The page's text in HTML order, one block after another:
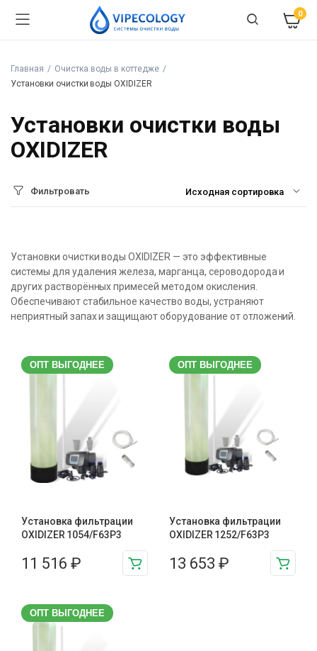
0
Главная
Очистка воды в коттедже
Установки очистки воды OXIDIZER
Установки очистки воды
OXIDIZER
Фильтровать
Установки очистки воды OXIDIZER — это эффективные
системы для удаления железа, марганца, сероводорода и
других растворённых примесей методом окисления.
Обеспечивают стабильное качество воды, устраняют
неприятный запах и защищают оборудование от отложений.
ОПТ ВЫГОДНЕЕ
Установка фильтрации
OXIDIZER 1054/F63P3
11 516 ₽
ОПТ ВЫГОДНЕЕ
Установка фильтрации
OXIDIZER 1252/F63P3
13 653 ₽
ОПТ ВЫГОДНЕЕ